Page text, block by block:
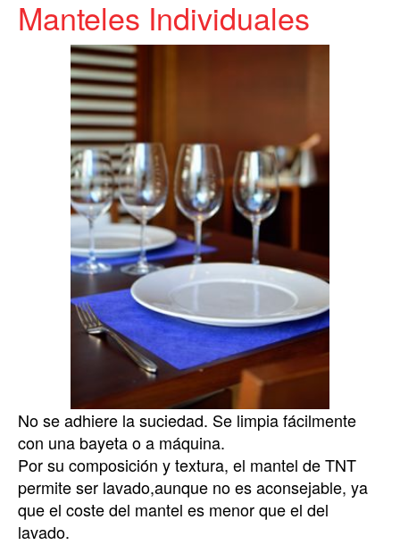
Manteles Individuales
No se adhiere la suciedad. Se limpia fácilmente
con una bayeta o a máquina.
Por su composición y textura, el mantel de TNT
permite ser lavado,aunque no es aconsejable, ya
que el coste del mantel es menor que el del
lavado.